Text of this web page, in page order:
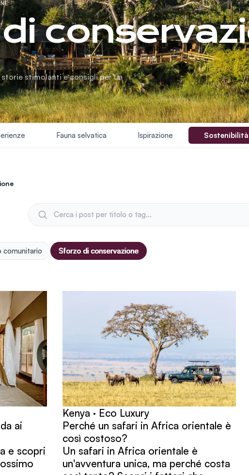
stimolanti e consigli per un
Fauna selvatica Ispirazione Sostenibilità
comunitario Sforzo di conservazione
ai
e scopri
Kenya · Eco Luxury
Perché un safari in Africa orientale è
così costoso?
Un safari in Africa orientale è
un'avventura unica, ma perché costa